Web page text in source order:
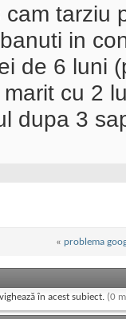
cam tarziu
in
de 6 luni
cu 2
dupa 3
« problema
în acest subiect. (0